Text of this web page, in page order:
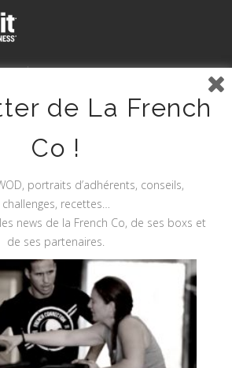
de La French
Co !
portraits d’adhérents, conseils,
challenges, recettes…
news de la French Co, de ses boxs et
de ses partenaires.